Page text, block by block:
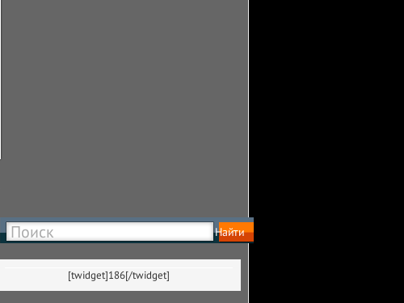
[twidget]186[/twidget]